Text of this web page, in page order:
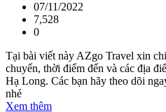
07/11/2022
7,528
0
Tại bài viết này AZgo Travel xin
chuyển, thời điểm đến và các địa
Hạ Long. Các bạn hãy theo dõi
nhé
Xem thêm